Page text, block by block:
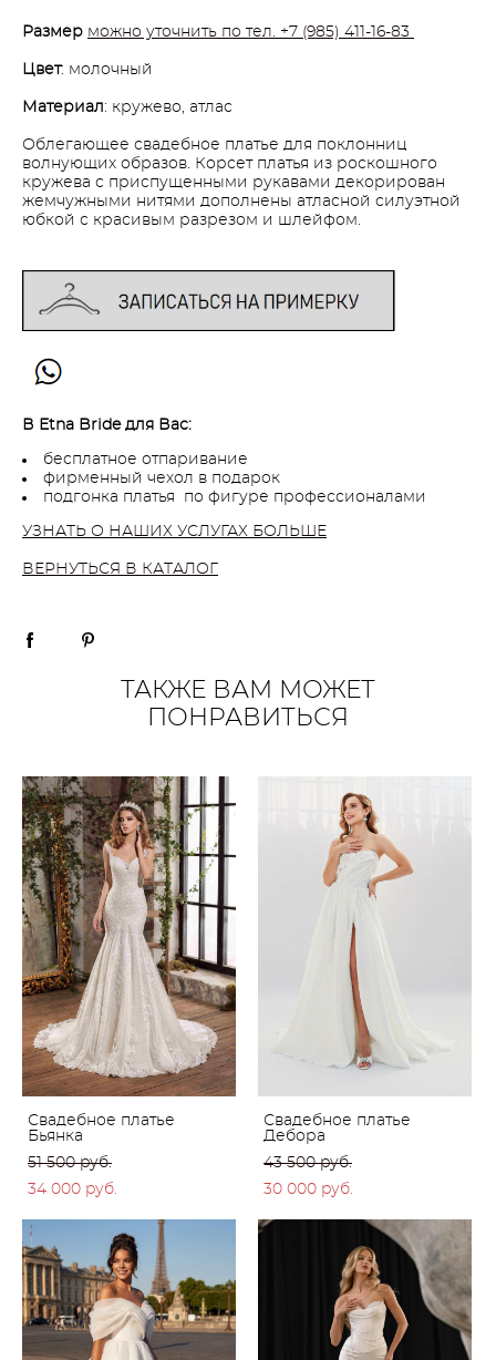
Размер можно уточнить по тел. +7 (985) 411-16-83
Цвет: молочный
Материал: кружево, атлас
Облегающее свадебное платье для поклонниц
волнующих образов. Корсет платья из роскошного
кружева с приспущенными рукавами декорирован
жемчужными нитями дополнены атласной силуэтной
юбкой с красивым разрезом и шлейфом.
В Etna Bride для Вас:
бесплатное отпаривание
фирменный чехол в подарок
подгонка платья по фигуре профессионалами
УЗНАТЬ О НАШИХ УСЛУГАХ БОЛЬШЕ
ВЕРНУТЬСЯ В КАТАЛОГ
ТАКЖЕ ВАМ МОЖЕТ
ПОНРАВИТЬСЯ
Свадебное платье
Бьянка
51 500 pуб.
34 000 pуб.
Свадебное платье
Дебора
43 500 pуб.
30 000 pуб.